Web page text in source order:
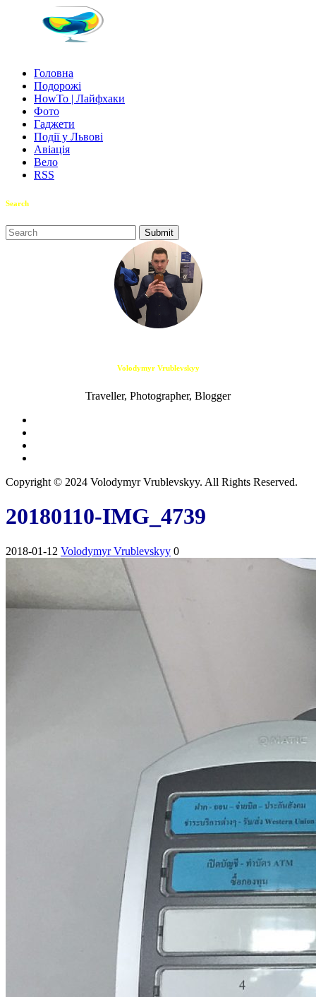
Головна
Подорожі
HowTo | Лайфхаки
Фото
Гаджети
Події у Львові
Авіація
Вело
RSS
Search
Volodymyr Vrublevskyy
Traveller, Photographer, Blogger
Copyright © 2024 Volodymyr Vrublevskyy. All Rights Reserved.
20180110-IMG_4739
2018-01-12 Volodymyr Vrublevskyy 0